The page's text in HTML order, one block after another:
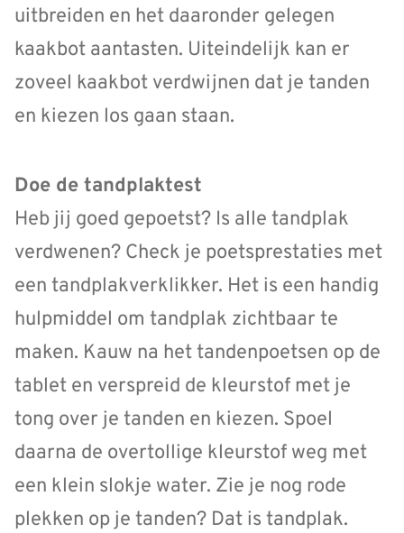
uitbreiden en het daaronder gelegen
kaakbot aantasten. Uiteindelijk kan er
zoveel kaakbot verdwijnen dat je tanden
en kiezen los gaan staan.
Doe de tandplaktest
Heb jij goed gepoetst? Is alle tandplak
verdwenen? Check je poetsprestaties met
een tandplakverklikker. Het is een handig
hulpmiddel om tandplak zichtbaar te
maken. Kauw na het tandenpoetsen op de
tablet en verspreid de kleurstof met je
tong over je tanden en kiezen. Spoel
daarna de overtollige kleurstof weg met
een klein slokje water. Zie je nog rode
plekken op je tanden? Dat is tandplak.